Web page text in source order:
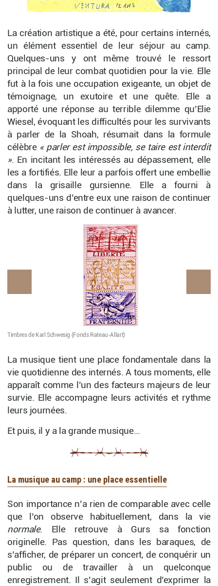
La création artistique a été, pour certains internés,
un élément essentiel de leur séjour au camp.
Quelques-uns y ont même trouvé le ressort
principal de leur combat quotidien pour la vie. Elle
fut à la fois une occupation exigeante, un objet de
témoignage, un exutoire et une quête. Elle a
apporté une réponse au terrible dilemme qu’Elie
Wiesel, évoquant les difficultés pour les survivants
à parler de la Shoah, résumait dans la formule
célèbre « parler est impossible, se taire est interdit
». En incitant les intéressés au dépassement, elle
les a fortifiés. Elle leur a parfois offert une embellie
dans la grisaille gursienne. Elle a fourni à
quelques-uns d’entre eux une raison de continuer
à lutter, une raison de continuer à avancer.
Timbres de Karl Schwesig (Fonds Rateau-Allart)
La musique tient une place fondamentale dans la
vie quotidienne des internés. A tous moments, elle
apparaît comme l’un des facteurs majeurs de leur
survie. Elle accompagne leurs activités et rythme
leurs journées.
Et puis, il y a la grande musique…
La musique au camp : une place essentielle
Son importance n’a rien de comparable avec celle
que l’on observe habituellement, dans la vie
normale. Elle retrouve à Gurs sa fonction
originelle. Pas question, dans les baraques, de
s’afficher, de préparer un concert, de conquérir un
public ou de travailler à un quelconque
enregistrement. Il s’agit seulement d’exprimer la